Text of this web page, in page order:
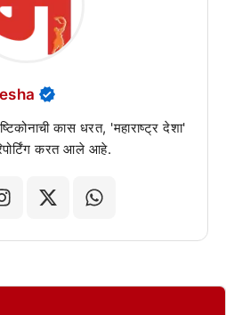
कास धरत, 'महाराष्ट्र देशा'
करत आले आहे.